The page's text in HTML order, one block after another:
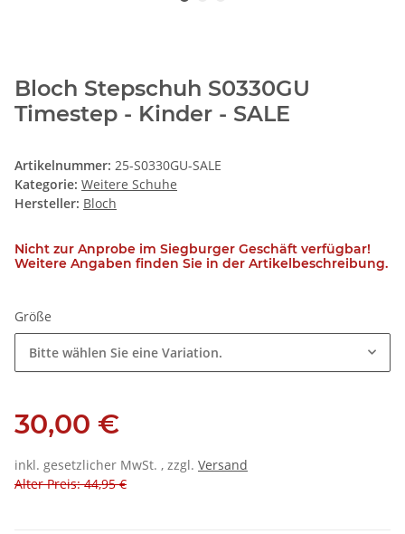
Bloch Stepschuh S0330GU
Timestep - Kinder - SALE
Artikelnummer: 25-S0330GU-SALE
Kategorie: Weitere Schuhe
Hersteller: Bloch
Nicht zur Anprobe im Siegburger Geschäft verfügbar!
Weitere Angaben finden Sie in der Artikelbeschreibung.
Größe
Bitte wählen Sie eine Variation.
30,00 €
inkl. gesetzlicher MwSt. , zzgl. Versand
Alter Preis: 44,95 €